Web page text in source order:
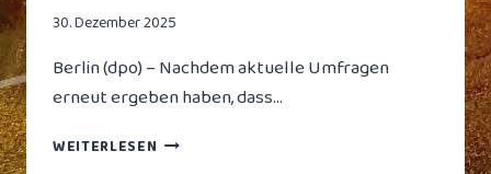
30. Dezember 2025
Berlin (dpo) – Nachdem aktuelle Umfragen
erneut ergeben haben, dass…
WEITERLESEN MEHRHEIT